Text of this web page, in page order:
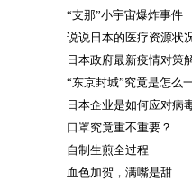
“支那”小宇宙爆炸事件
说说日本的医疗资源状
日本政府最新疫情对策
“东京封城”究竟是怎么
日本企业是如何应对病
口罩究竟重不重要？
自制生煎全过程
血色加贺，满嘴是甜